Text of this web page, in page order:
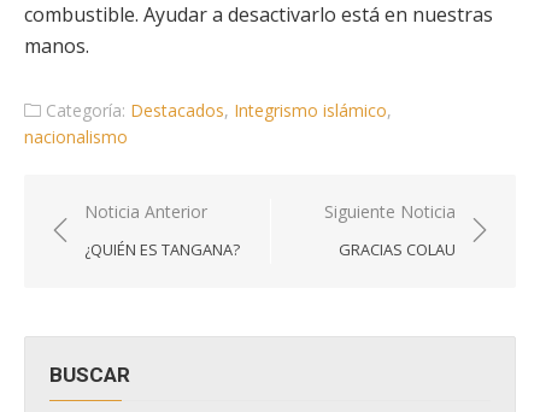
combustible. Ayudar a desactivarlo está en nuestras
manos.
Categoría: Destacados, Integrismo islámico,
nacionalismo
Navegación
de
Noticia Anterior
¿QUIÉN ES TANGANA?
Siguiente Noticia
GRACIAS COLAU
BUSCAR